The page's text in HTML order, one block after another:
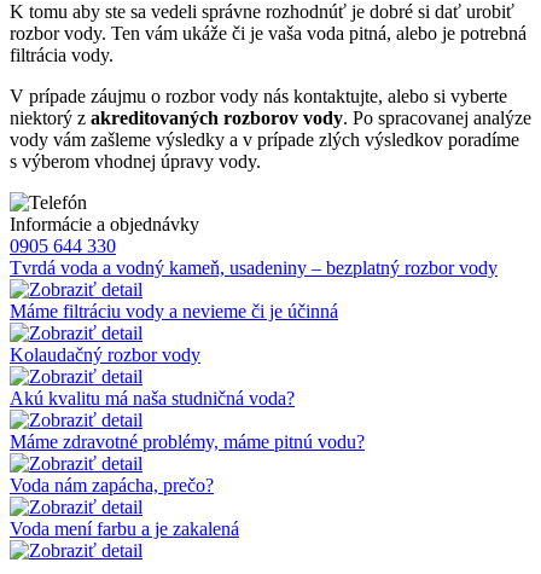
K tomu aby ste sa vedeli správne rozhodnúť je dobré si dať urobiť
rozbor vody. Ten vám ukáže či je vaša voda pitná, alebo je potrebná
filtrácia vody.
V prípade záujmu o rozbor vody nás kontaktujte, alebo si vyberte
niektorý z akreditovaných rozborov vody. Po spracovanej analýze
vody vám zašleme výsledky a v prípade zlých výsledkov poradíme
s výberom vhodnej úpravy vody.
Informácie a objednávky
0905 644 330
Tvrdá voda a vodný kameň, usadeniny – bezplatný rozbor vody
Máme filtráciu vody a nevieme či je účinná
Kolaudačný rozbor vody
Akú kvalitu má naša studničná voda?
Máme zdravotné problémy, máme pitnú vodu?
Voda nám zapácha, prečo?
Voda mení farbu a je zakalená